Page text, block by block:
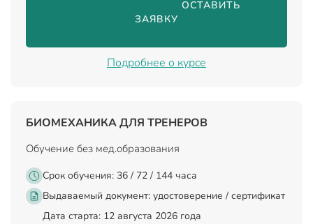
                                ОСТАВИТЬ
ЗАЯВКУ
Подробнее о курсе
БИОМЕХАНИКА ДЛЯ ТРЕНЕРОВ
Обучение без мед.образования
Срок обучения: 36 / 72 / 144 часа
Выдаваемый документ: удостоверение / сертификат
Дата старта: 12 августа 2026 года